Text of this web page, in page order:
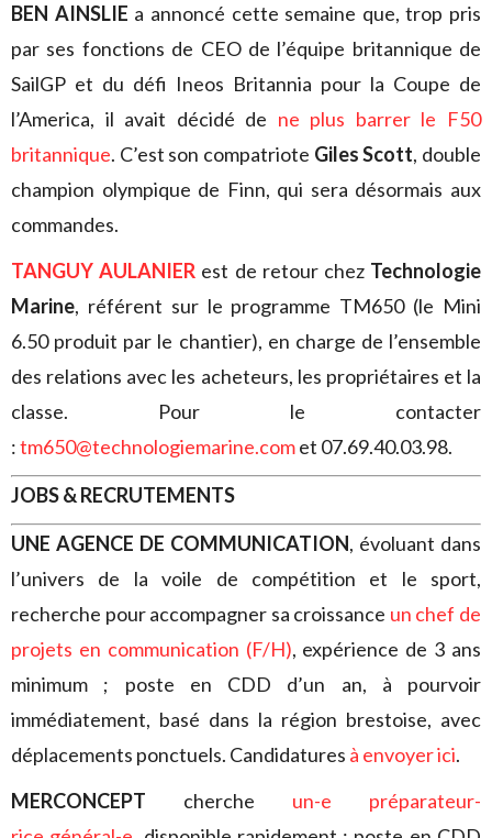
BEN AINSLIE a annoncé cette semaine que, trop pris
par ses fonctions de CEO de l’équipe britannique de
SailGP et du défi Ineos Britannia pour la Coupe de
l’America, il avait décidé de ne plus barrer le F50
britannique. C’est son compatriote Giles Scott, double
champion olympique de Finn, qui sera désormais aux
commandes.
TANGUY AULANIER est de retour chez Technologie
Marine, référent sur le programme TM650 (le Mini
6.50 produit par le chantier), en charge de l’ensemble
des relations avec les acheteurs, les propriétaires et la
classe. Pour le contacter
:tm650@technologiemarine.comet 07.69.40.03.98.
JOBS & RECRUTEMENTS
UNE AGENCE DE COMMUNICATION, évoluant dans
l’univers de la voile de compétition et le sport,
recherche pour accompagner sa croissance un chef de
projets en communication (F/H), expérience de 3 ans
minimum ; poste en CDD d’un an, à pourvoir
immédiatement, basé dans la région brestoise, avec
déplacements ponctuels. Candidatures à envoyer ici.
MERCONCEPT cherche un-e préparateur-